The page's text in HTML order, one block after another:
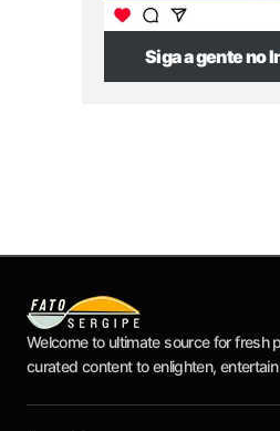
Siga a gente no
Welcome to ultimate source for fresh
curated content to enlighten,